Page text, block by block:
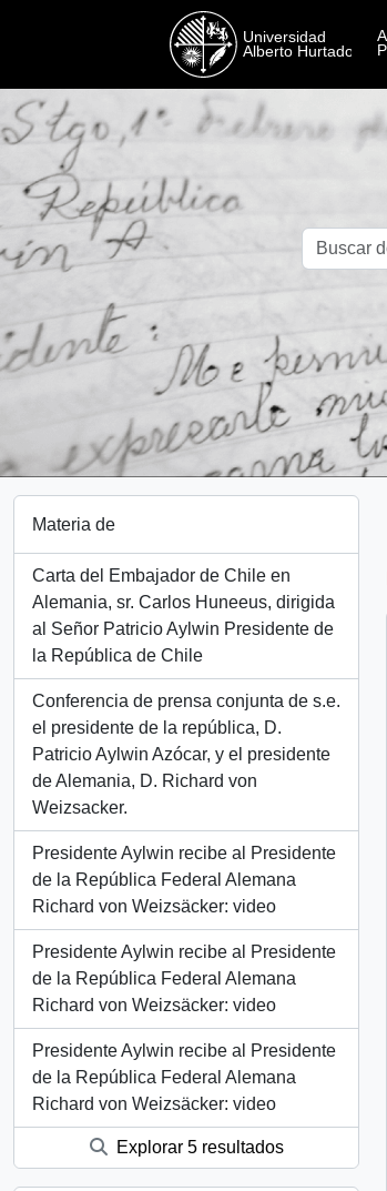
Materia de
Carta del Embajador de Chile en
Alemania, sr. Carlos Huneeus, dirigida
al Señor Patricio Aylwin Presidente de
la República de Chile
Conferencia de prensa conjunta de s.e.
el presidente de la república, D.
Patricio Aylwin Azócar, y el presidente
de Alemania, D. Richard von
Weizsacker.
Presidente Aylwin recibe al Presidente
de la República Federal Alemana
Richard von Weizsäcker: video
Presidente Aylwin recibe al Presidente
de la República Federal Alemana
Richard von Weizsäcker: video
Presidente Aylwin recibe al Presidente
de la República Federal Alemana
Richard von Weizsäcker: video
Explorar 5 resultados